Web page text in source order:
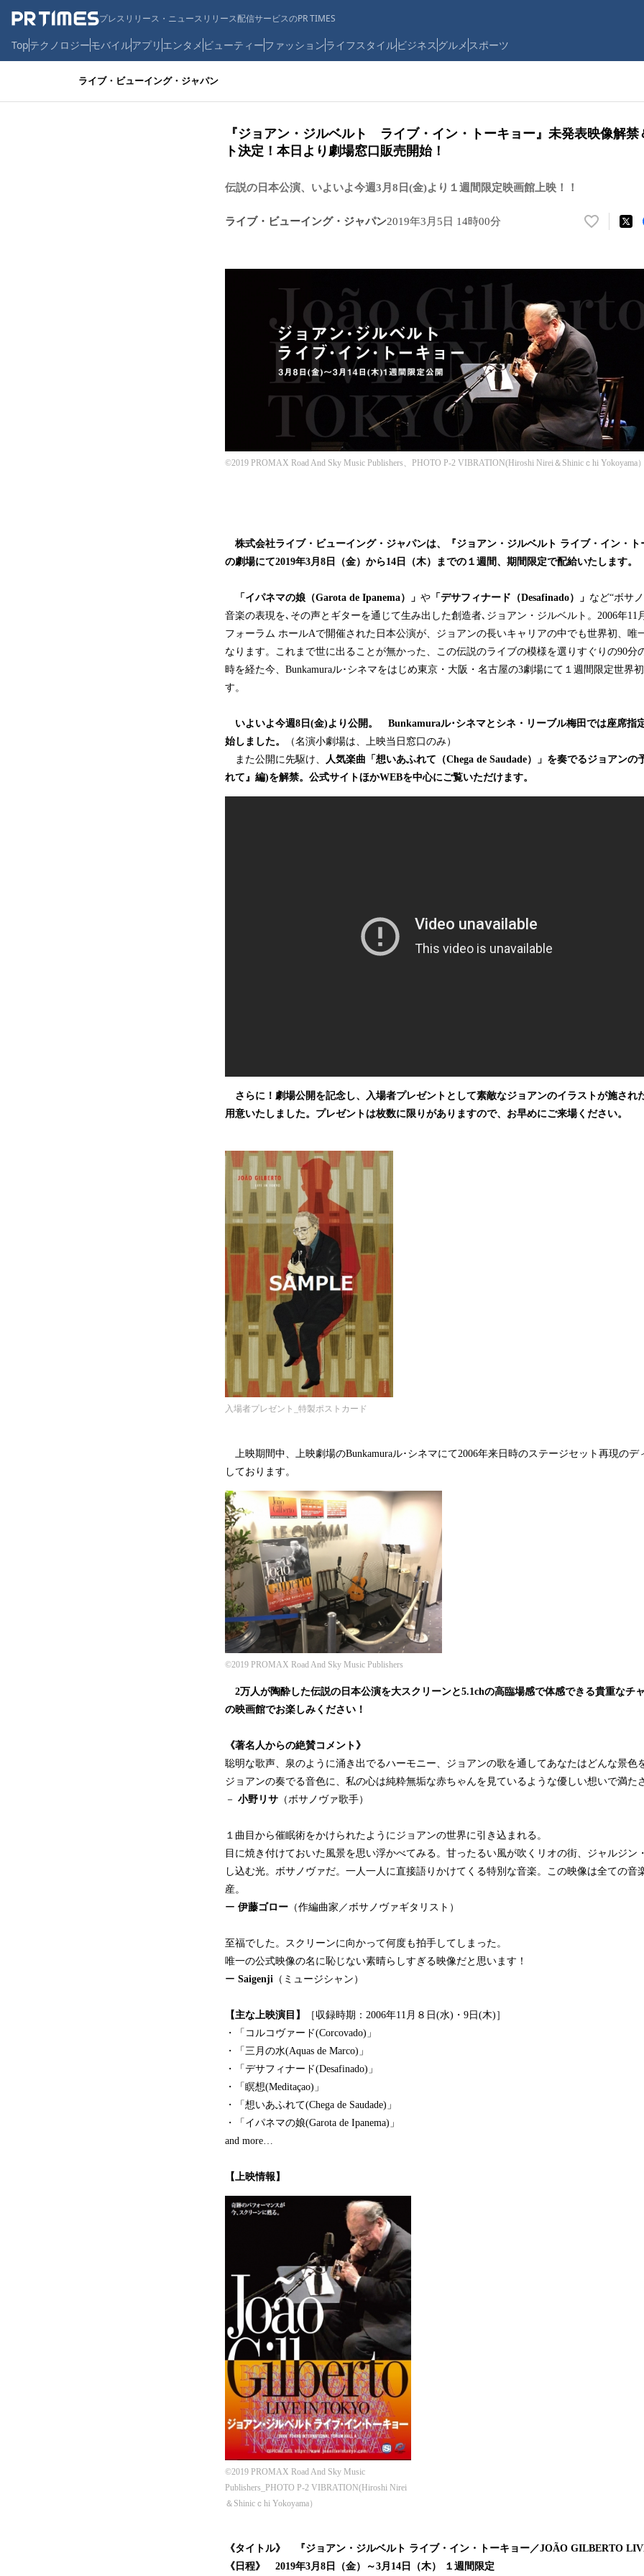
プレスリリース・ニュースリリース配信サービスのPR TIMES
Topテクノロジーモバイルアプリ エンタメ ビューティーファッションライフスタイルビジネス グルメ スポーツ
ライブ・ビューイング・ジャパン
『ジョアン・ジルベルト ライブ・イン・トーキョー』未発表映像解禁
ト決定！本日より劇場窓口販売開始！
伝説の日本公演、いよいよ今週3月8日(金)より１週間限定映画館上映！！
ライブ・ビューイング・ジャパン2019年3月5日 14時00分
い
を
込
み
中
で
す
©2019 PROMAX Road And Sky Music Publishers、PHOTO P-2 VIBRATION(Hiroshi Nirei＆Shinicｃhi Yokoyama）
株式会社ライブ・ビューイング・ジャパンは、『ジョアン・ジルベルト ライブ・イン・ト
の劇場にて2019年3月8日（金）から14日（木）までの１週間、期間限定で配給いたします。
「イパネマの娘（Garota de Ipanema）」 や 「デサフィナード（Desafinado）」 など“ボサ
音楽の表現を､その声とギターを通じて生み出した創造者､ジョアン・ジルベルト。2006年11
フォーラム ホールAで開催された日本公演が、ジョアンの長いキャリアの中でも世界初、唯
なります。これまで世に出ることが無かった、この伝説のライブの模様を選りすぐりの90分
時を経た今、Bunkamuraル･シネマをはじめ東京・大阪・名古屋の3劇場にて１週間限定世界
す。
いよいよ今週8日(金)より公開。 Bunkamuraル･シネマとシネ・リーブル梅田では座席指
始しました。
（名演小劇場は、上映当日窓口のみ）
また公開に先駆け、
人気楽曲「想いあふれて（Chega de Saudade）」を奏でるジョアンの
れて』編)を解禁。公式サイトほかWEBを中心にご覧いただけます。
さらに！劇場公開を記念し、入場者プレゼントとして素敵なジョアンのイラストが施され
用意いたしました。プレゼントは枚数に限りがありますので、お早めにご来場ください。
入場者プレゼント_特製ポストカード
上映期間中、上映劇場のBunkamuraル･シネマにて2006年来日時のステージセット再現のデ
しております。
©2019 PROMAX Road And Sky Music Publishers
2万人が陶酔した伝説の日本公演を大スクリーンと5.1chの高臨場感で体感できる貴重なチ
の映画館でお楽しみください！
《著名人からの絶賛コメント》
聡明な歌声、泉のように涌き出でるハーモニー、ジョアンの歌を通してあなたはどんな景色
ジョアンの奏でる音色に、私の心は純粋無垢な赤ちゃんを見ているような優しい想いで満た
－ 小野リサ （ボサノヴァ歌手）
１曲目から催眠術をかけられたようにジョアンの世界に引き込まれる。
目に焼き付けておいた風景を思い浮かべてみる。甘ったるい風が吹くリオの街、ジャルジン
し込む光。ボサノヴァだ。一人一人に直接語りかけてくる特別な音楽。この映像は全ての音
産。
ー 伊藤ゴロー （作編曲家／ボサノヴァギタリスト）
至福でした。スクリーンに向かって何度も拍手してしまった。
唯一の公式映像の名に恥じない素晴らしすぎる映像だと思います！
ー Saigenji （ミュージシャン）
【主な上映演目】
［収録時期：2006年11月８日(水)・9日(木)］
・「コルコヴァード(Corcovado)」
・「三月の水(Aquas de Marco)」
・「デサフィナード(Desafinado)」
・「瞑想(Meditaçao)」
・「想いあふれて(Chega de Saudade)」
・「イパネマの娘(Garota de Ipanema)」
and more…
【上映情報】
©2019 PROMAX Road And Sky Music
Publishers_PHOTO P-2 VIBRATION(Hiroshi Nirei
＆Shinicｃhi Yokoyama）
《タイトル》 『ジョアン・ジルベルト ライブ・イン・トーキョー／JOÃO GILBERTO
《日程》 2019年3月8日（金）～3月14日（木） １週間限定